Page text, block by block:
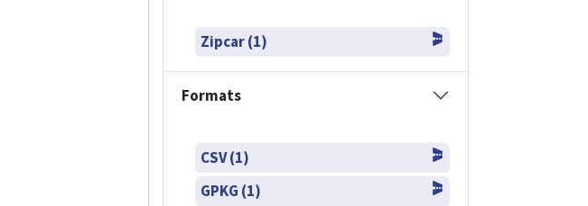
Zipcar (1)
Formats
CSV (1)
GPKG (1)